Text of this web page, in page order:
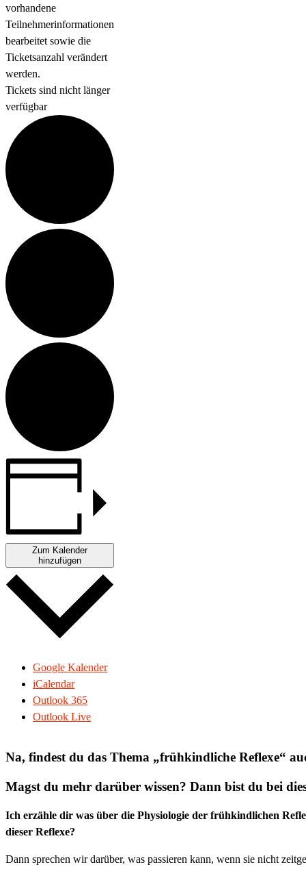
vorhandene
Teilnehmerinformationen
bearbeitet sowie die
Ticketsanzahl verändert
werden.
Tickets sind nicht länger
verfügbar
Zum Kalender
hinzufügen
Google Kalender
iCalendar
Outlook 365
Outlook Live
Na, findest du das Thema „frühkindliche Reflexe“
Magst du mehr darüber wissen? Dann bist du bei
Ich erzähle dir was über die Physiologie der frühkindlichen
dieser Reflexe?
Dann sprechen wir darüber, was passieren kann, wenn sie nicht